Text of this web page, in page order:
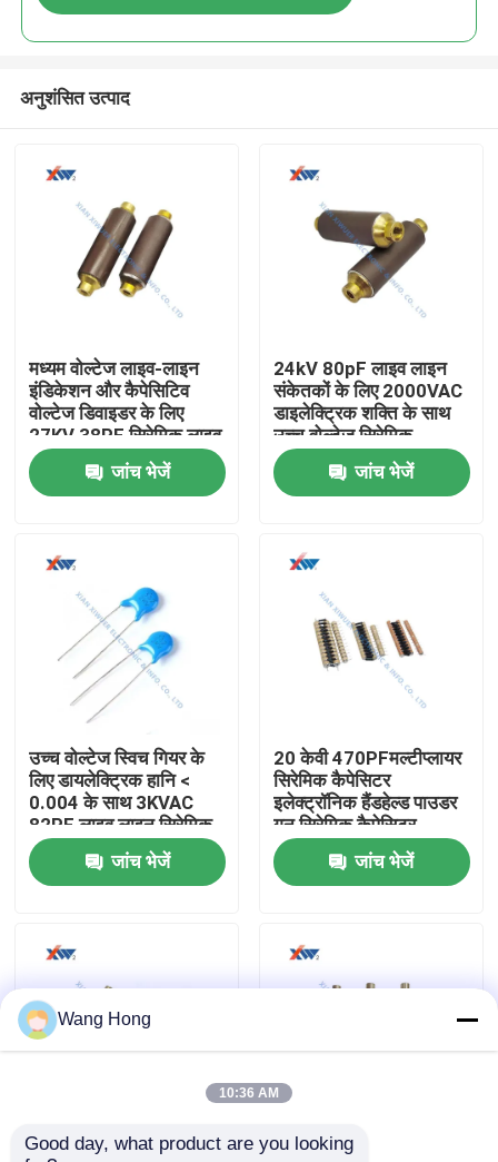
उत्पादों
वीआर दिखाएँ
हमारे बारे में
कारखाना भ्रमण
गुणवत्ता नियंत्रण
एक उद्धरण की विनती करे
उच्च वोल्टेज सिरेमिक संधारित्र
हाई वोल्टेज डोरकनॉब कैपेसिटर
अनुशंसित उत्पाद
मध्यम वोल्टेज लाइव-लाइन
इंडिकेशन और कैपेसिटिव
वोल्टेज डिवाइडर के लिए
27KV 38PF सिरेमिक लाइव
लाइन कैपेसिटर
जांच भेजें
24kV 80pF लाइव लाइन
संकेतकों के लिए 2000VAC
डाइलेक्ट्रिक शक्ति के साथ
उच्च वोल्टेज सिरेमिक
कंडेसिटर
जांच भेजें
उच्च वोल्टेज स्विच गियर के
लिए डायलेक्ट्रिक हानि <
0.004 के साथ 3KVAC
82PF लाइव लाइन सिरेमिक
कैपेसिटर
जांच भेजें
20 केवी 470PFमल्टीप्लायर
सिरेमिक कैपेसिटर
इलेक्ट्रॉनिक हैंडहेल्ड पाउडर
गन सिरेमिक कैपेसिटर
इंटीग्रेटेड वोल्टेज डबलर
जांच भेजें
स्विच गियर के लिए 15kv AC
12KV 125pF उच्च वोल्टेज
Wang Hong
10:36 AM
Good day, what product are you looking